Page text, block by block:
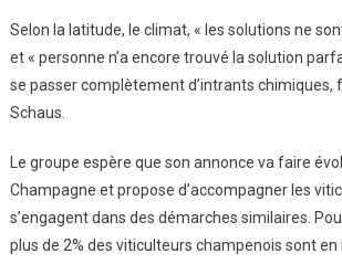
Selon la latitude, le climat, « les solutions ne
et « personne n’a encore trouvé la solution
se passer complètement d’intrants chimiques,
Schaus.
Le groupe espère que son annonce va faire
Champagne et propose d’accompagner les
s’engagent dans des démarches similaires.
plus de 2% des viticulteurs champenois sont en